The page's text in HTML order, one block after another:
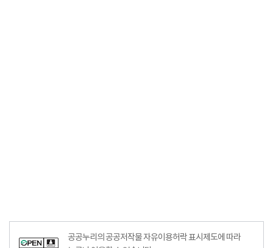
공공누리의 공공저작물 자유이용허락 표시제도에 따라